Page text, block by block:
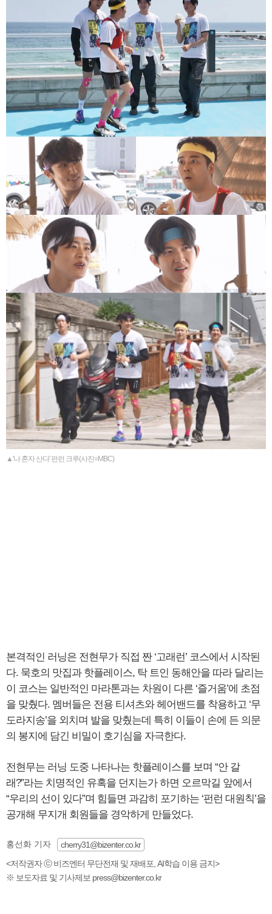
▲'나 혼자 산다' 펀런 크루(사진=MBC)
본격적인 러닝은 전현무가 직접 짠 ‘고래런’ 코스에서 시작된
다. 묵호의 맛집과 핫플레이스, 탁 트인 동해안을 따라 달리는
이 코스는 일반적인 마라톤과는 차원이 다른 ‘즐거움’에 초점
을 맞췄다. 멤버들은 전용 티셔츠와 헤어밴드를 착용하고 ‘무
도라지송’을 외치며 발을 맞췄는데 특히 이들이 손에 든 의문
의 봉지에 담긴 비밀이 호기심을 자극한다.
전현무는 러닝 도중 나타나는 핫플레이스를 보며 “안 갈
래?”라는 치명적인 유혹을 던지는가 하면 오르막길 앞에서
“우리의 선이 있다”며 힘들면 과감히 포기하는 ‘펀런 대원칙’을
공개해 무지개 회원들을 경악하게 만들었다.
홍선화 기자
cherry31@bizenter.co.kr
<저작권자 ⓒ 비즈엔터 무단전재 및 재배포, AI학습 이용 금지>
※ 보도자료 및 기사제보 press@bizenter.co.kr